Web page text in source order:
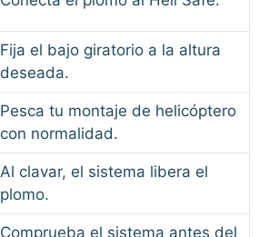
Fija el bajo giratorio a la altura
deseada.
Pesca tu montaje de helicóptero
con normalidad.
Al clavar, el sistema libera el
plomo.
Comprueba el sistema antes del